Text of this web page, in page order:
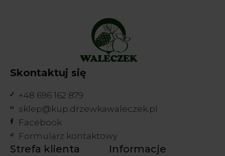
Skontaktuj się
+48 696 162 879
sklep@kup.drzewkawaleczek.pl
Facebook
Formularz kontaktowy
Strefa klienta Informacje